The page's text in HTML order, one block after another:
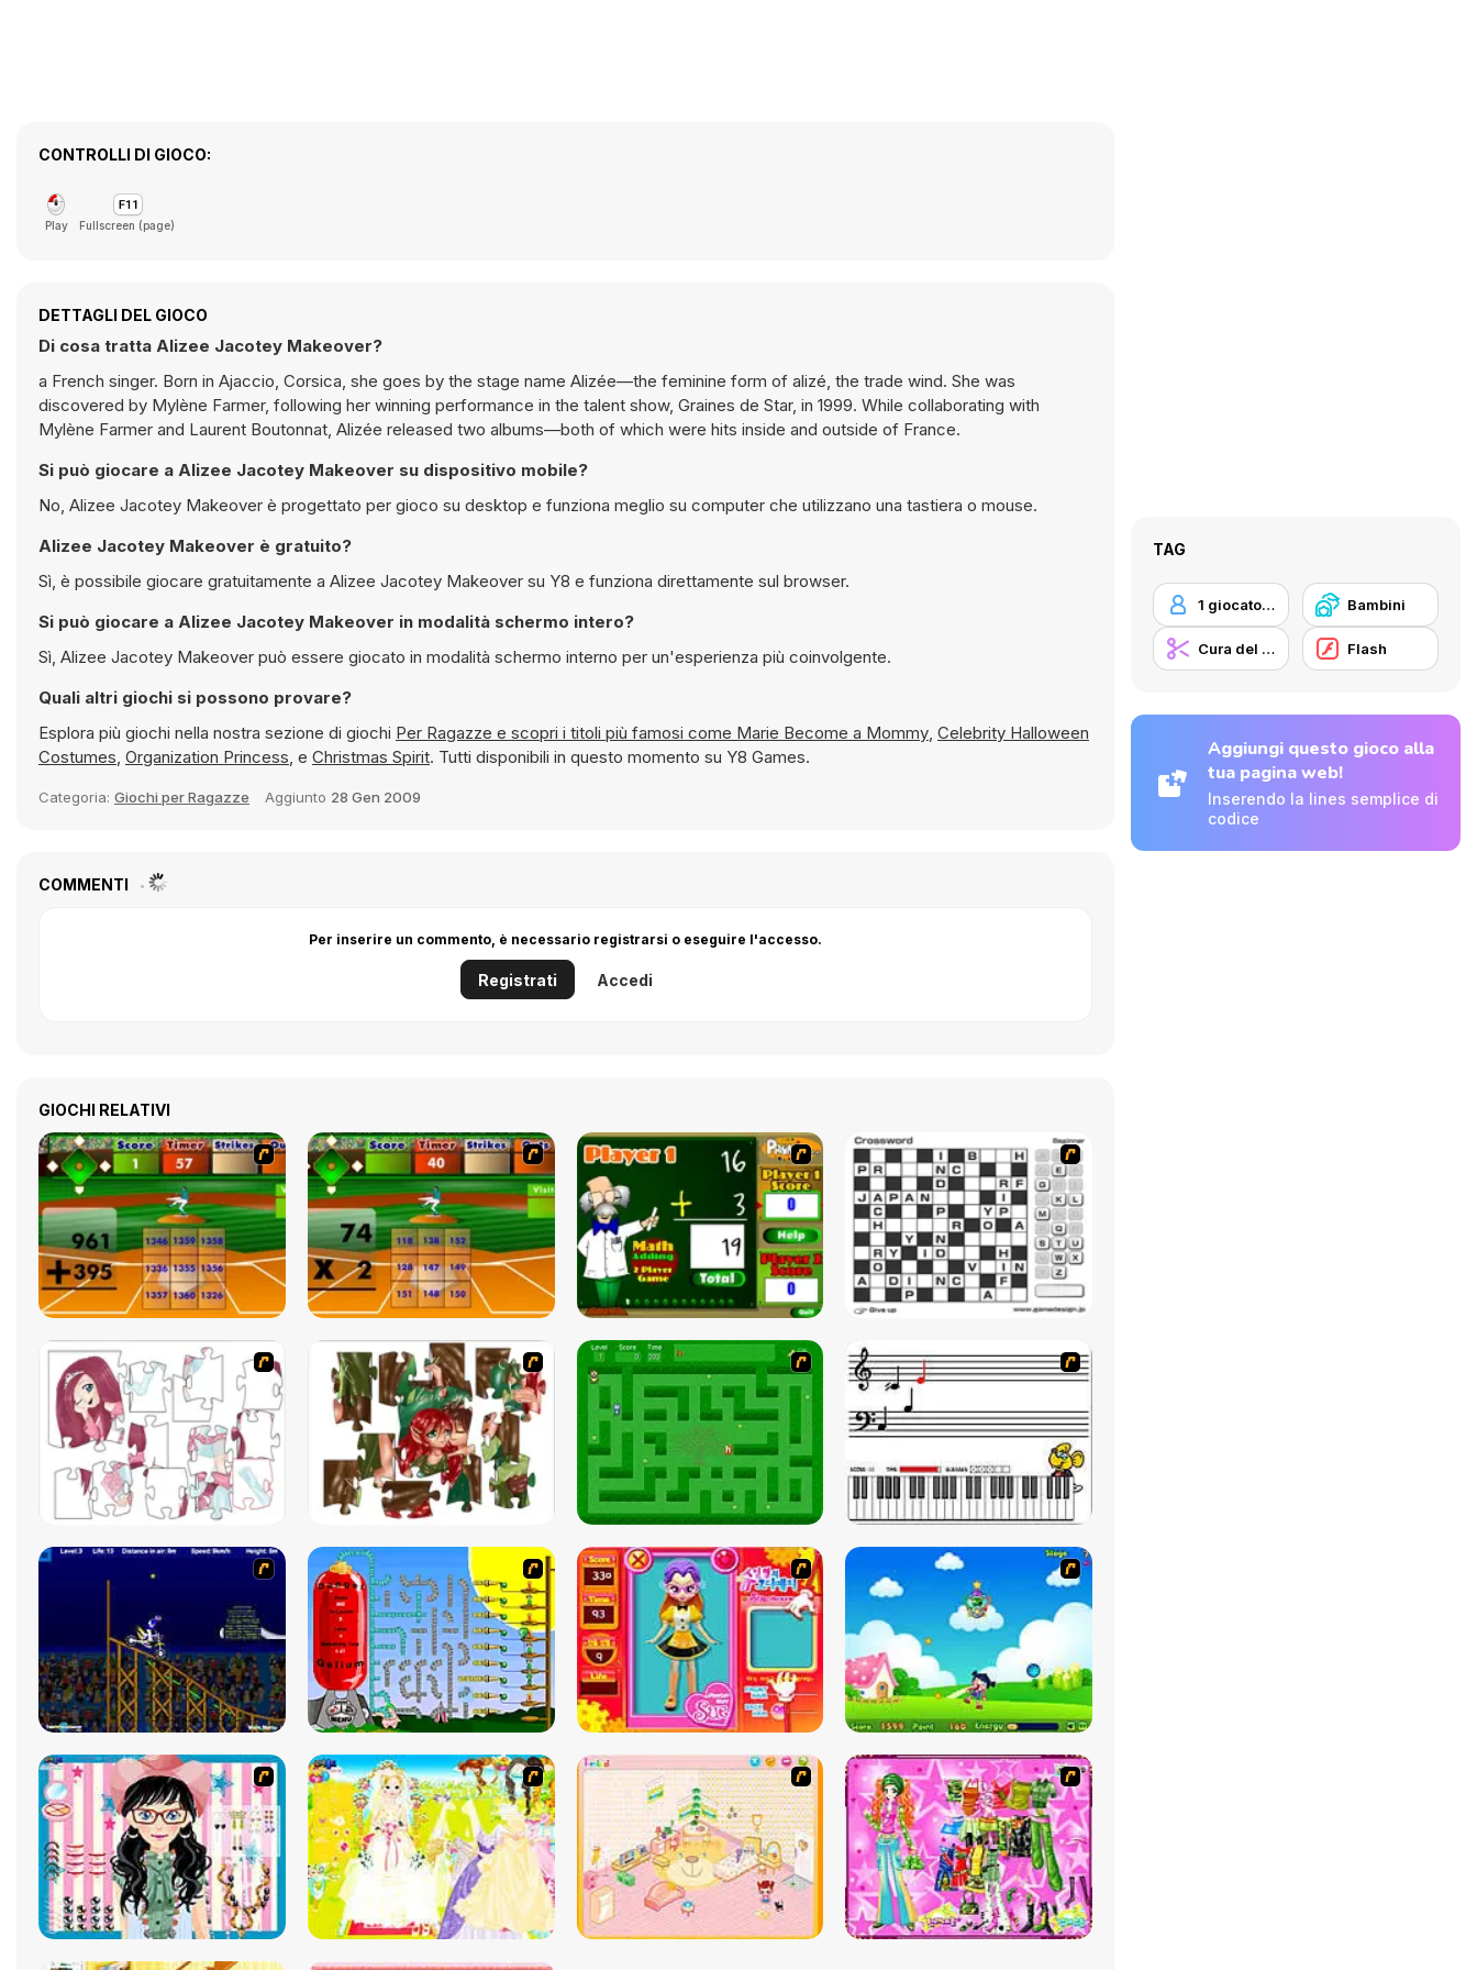
CONTROLLI DI GIOCO:
Play Fullscreen (page)
DETTAGLI DEL GIOCO
Di cosa tratta Alizee Jacotey Makeover?
a French singer. Born in Ajaccio, Corsica, she goes by the stage name Alizée—the feminine form of alizé, the trade wind. She was
discovered by Mylène Farmer, following her winning performance in the talent show, Graines de Star, in 1999. While collaborating with
Mylène Farmer and Laurent Boutonnat, Alizée released two albums—both of which were hits inside and outside of France.
Si può giocare a Alizee Jacotey Makeover su dispositivo mobile?
No, Alizee Jacotey Makeover è progettato per gioco su desktop e funziona meglio su computer che utilizzano una tastiera o mouse.
Alizee Jacotey Makeover è gratuito?
Sì, è possibile giocare gratuitamente a Alizee Jacotey Makeover su Y8 e funziona direttamente sul browser.
Si può giocare a Alizee Jacotey Makeover in modalità schermo intero?
Sì, Alizee Jacotey Makeover può essere giocato in modalità schermo interno per un'esperienza più coinvolgente.
Quali altri giochi si possono provare?
Esplora più giochi nella nostra sezione di giochi
Per Ragazze e scopri i titoli più famosi come Marie Become a Mommy, Celebrity Halloween
Costumes, Organization Princess, e Christmas Spirit. Tutti disponibili in questo momento su Y8 Games.
Categoria: Giochi per Ragazze Aggiunto 28 Gen 2009
COMMENTI
Per inserire un commento, è necessario registrarsi o eseguire l'accesso.
Registrati Accedi
GIOCHI RELATIVI
TAG
1 giocatore Bambini
Cura del Corpo Flash
Aggiungi questo gioco alla
tua pagina web!
Inserendo la lines semplice di
codice